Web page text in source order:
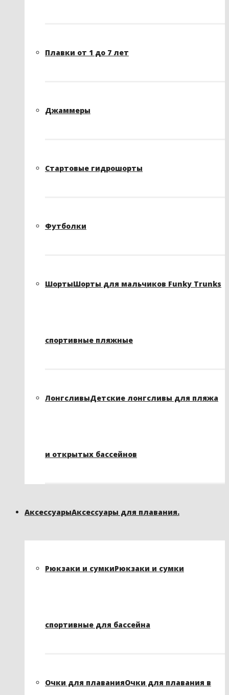
Плавки от 1 до 7 лет
Джаммеры
Стартовые гидрошорты
Футболки
ШортыШорты для мальчиков Funky Trunks
спортивные пляжные
ЛонгсливыДетские лонгсливы для пляжа
и открытых бассейнов
АксессуарыАксессуары для плавания.
Рюкзаки и сумкиРюкзаки и сумки
спортивные для бассейна
Очки для плаванияОчки для плавания в